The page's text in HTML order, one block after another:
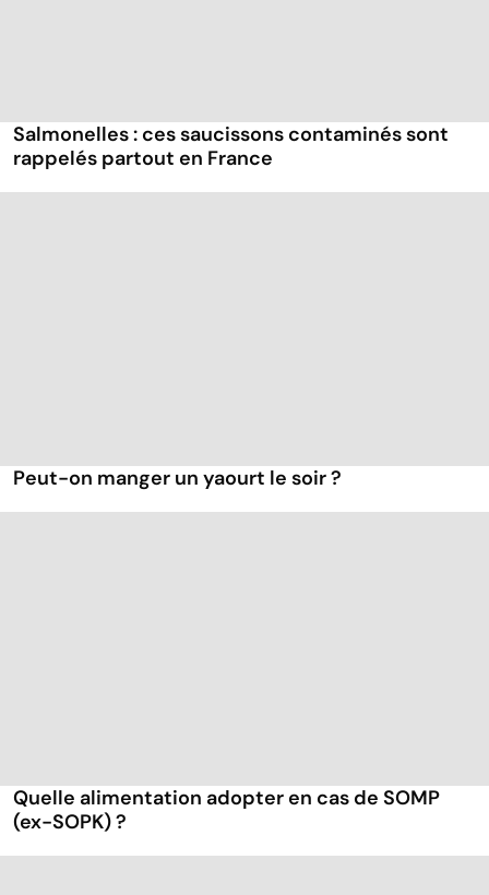
Salmonelles : ces saucissons contaminés sont
rappelés partout en France
Peut-on manger un yaourt le soir ?
Quelle alimentation adopter en cas de SOMP
(ex-SOPK) ?